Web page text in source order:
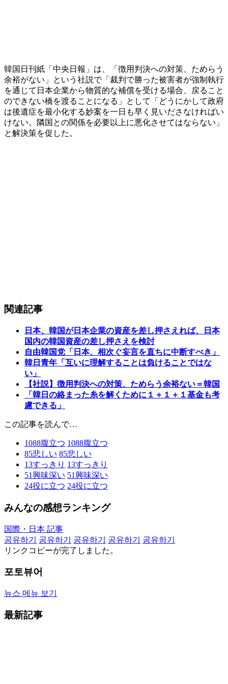
韓国日刊紙「中央日報」は、「徴用判決への対策、ためらう
余裕がない」という社説で「裁判で勝った被害者が強制執行
を通じて日本企業から物質的な補償を受ける場合、戻ること
のできない橋を渡ることになる」として「どうにかして政府
は後遺症を最小化する妙案を一日も早く見いださなければい
けない。隣国との関係を必要以上に悪化させてはならない」
と解決策を促した。
関連記事
日本、韓国が日本企業の資産を差し押さえれば、日本
国内の韓国資産の差し押さえを検討
自由韓国党「日本、相次ぐ妄言を直ちに中断すべき」
韓日青年「互いに理解することは負けることではな
い」
【社説】徴用判決への対策、ためらう余裕ない＝韓国
「韓日の絡まった糸を解くために１＋１＋１基金も考
慮できる」
この記事を読んで…
1088腹立つ 1088腹立つ
85悲しい 85悲しい
13すっきり 13すっきり
51興味深い 51興味深い
24役に立つ 24役に立つ
みんなの感想ランキング
国際・日本 記事
공유하기
공유하기 공유하기 공유하기
공유하기
リンクコピーが完了しました。
포토뷰어
뉴스 메뉴 보기
最新記事